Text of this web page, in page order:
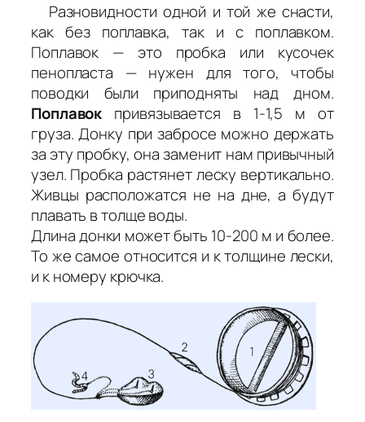
Разновидности одной и той же снасти,
как без поплавка, так и с поплавком.
Поплавок — это пробка или кусочек
пенопласта — нужен для того, чтобы
поводки были приподняты над дном.
Поплавок
привязывается в 1-1,5 м от
груза. Донку при забросе можно держать
за эту пробку, она заменит нам привычный
узел. Пробка растянет леску вертикально.
Живцы расположатся не на дне, а будут
плавать в толще воды.
Длина донки может быть 10-200 м и более.
То же самое относится и к толщине лески,
и к номеру крючка.